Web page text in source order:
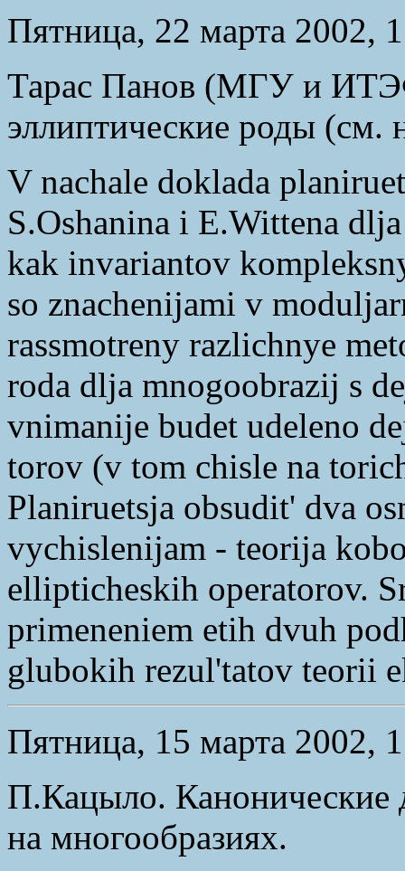
Пятница, 22 марта 2002,
Тарас Панов (МГУ и
эллиптические роды (см.
V nachale doklada
S.Oshanina i E.Wittena
kak invariantov
so znachenijami v
rassmotreny razlichnye
roda dlja mnogoobrazij s
vnimanije budet udeleno
torov (v tom chisle na
Planiruetsja obsudit' dva
vychislenijam - teorija
ellipticheskih operatorov.
primeneniem etih dvuh
glubokih rezul'tatov teorii
Пятница, 15 марта 2002,
П.Кацыло. Канонические
на многообразиях.